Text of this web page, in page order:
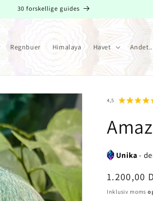
30 forskellige guides
Regnbuer Himalaya Havet Andet..
4,5
Unika-
1.200,00
Inklusiv moms